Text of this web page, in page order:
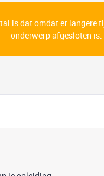
is dat omdat er langere
onderwerp afgesloten is.